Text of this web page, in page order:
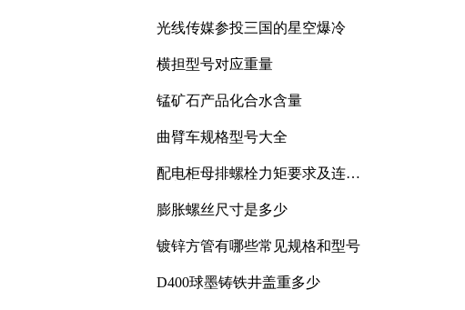
光线传媒参投三国的星空爆冷
横担型号对应重量
锰矿石产品化合水含量
曲臂车规格型号大全
配电柜母排螺栓力矩要求及连接
膨胀螺丝尺寸是多少
镀锌方管有哪些常见规格和型号
D400球墨铸铁井盖重多少